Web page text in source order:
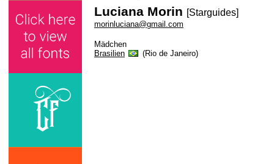
Luciana Morin [Starguides]
morinluciana@gmail.com
Mädchen
Brasilien
(Rio de Janeiro)